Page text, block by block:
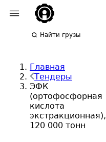
Найти грузы
Главная
Тендеры
ЭФК
(ортофосфорная
кислота
экстракционная),
120 000 тонн